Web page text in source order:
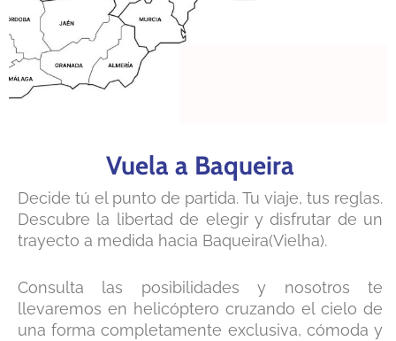
Vuela a Baqueira
Decide tú el punto de partida. Tu viaje, tus reglas.
Descubre la libertad de elegir y disfrutar de un
trayecto a medida hacia Baqueira(Vielha).
Consulta las posibilidades y nosotros te
llevaremos en helicóptero cruzando el cielo de
una forma completamente exclusiva, cómoda y